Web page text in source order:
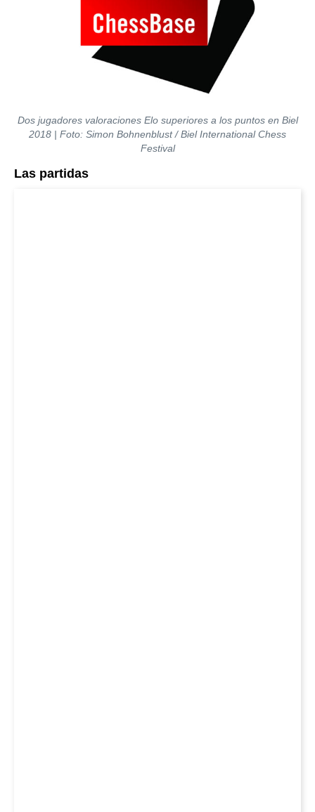
Dos jugadores valoraciones Elo superiores a los puntos en Biel
2018 | Foto: Simon Bohnenblust / Biel International Chess
Festival
Las partidas